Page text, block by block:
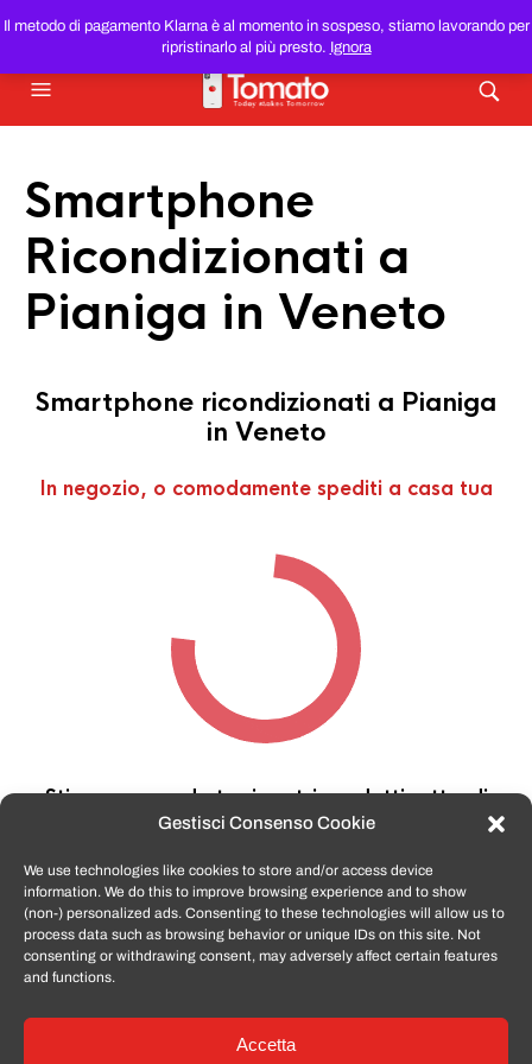
Gestisci Consenso Cookie
We use technologies like cookies to store and/or access device
information. We do this to improve browsing experience and to show
(non-) personalized ads. Consenting to these technologies will allow us to
process data such as browsing behavior or unique IDs on this site. Not
consenting or withdrawing consent, may adversely affect certain features
and functions.
Accetta
Il metodo di pagamento Klarna è al momento in sospeso, stiamo lavorando per
ripristinarlo al più presto. Ignora
SMARTPHONE E TABLET RICONDIZIONATIAL MIGLIOR
PREZZO DEL WEB!
Smartphone
Ricondizionati a
Pianiga in Veneto
Smartphone ricondizionati a Pianiga
in Veneto
In negozio, o comodamente spediti a casa tua
Stiamo cercando tra i nostri prodotti, attendi
qualche secondo…
TomatoSmartphone.itè lo shop n.1 in italia per
smartphone ricondizionati garantiti e certificati
di tutte le marche,APPLE, SAMSUNG, HUAWEI,
ONEPLUS, XIAOMI e tanto altro